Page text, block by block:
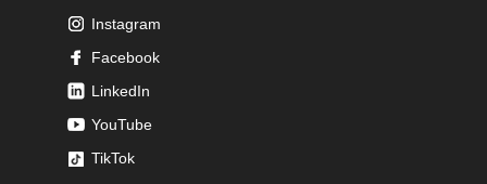
Instagram
Facebook
LinkedIn
YouTube
TikTok